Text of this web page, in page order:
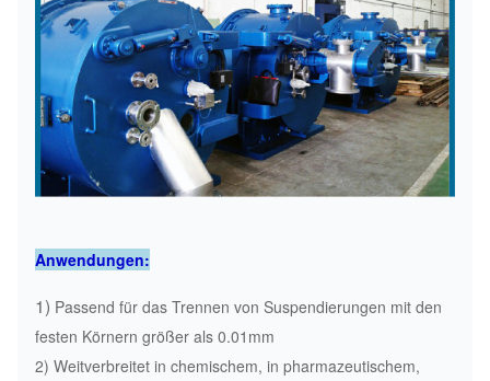
Anwendungen:
1) Passend für das Trennen von Suspendierungen mit den
festen Körnern größer als 0.01mm
2) Weitverbreitet in chemischem, in pharmazeutischem,